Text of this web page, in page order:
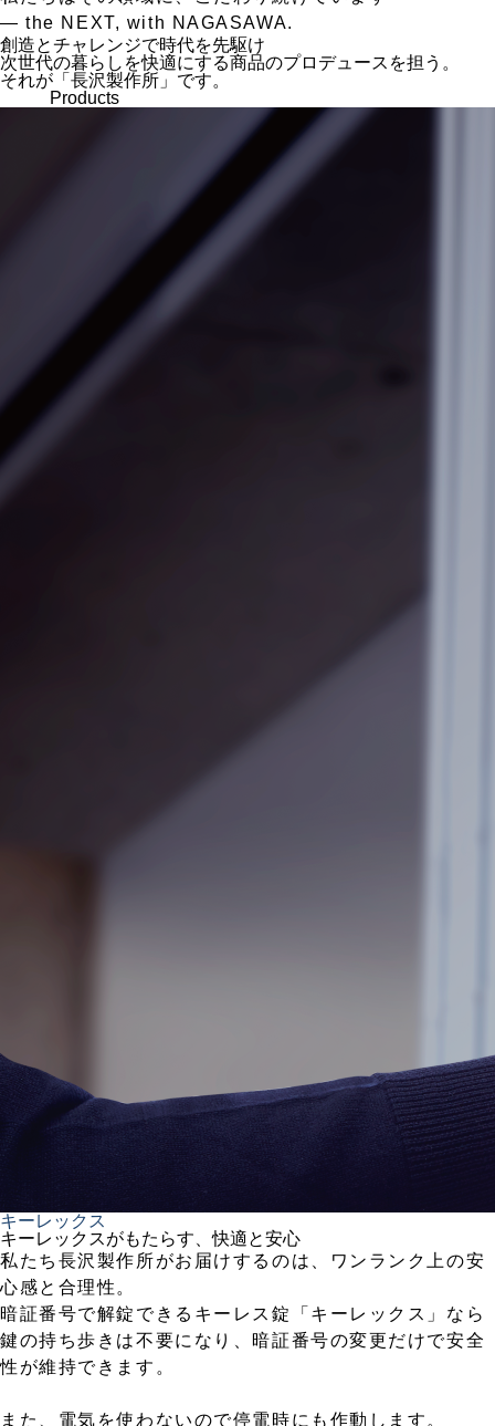
— the NEXT, with NAGASAWA.
創造とチャレンジで時代を先駆け
次世代の暮らしを快適にする商品のプロデュースを担う。
それが「長沢製作所」です。
Products
キーレックス
キーレックスがもたらす、快適と安心
私たち長沢製作所がお届けするのは、ワンランク上の安
心感と合理性。
暗証番号で解錠できるキーレス錠「キーレックス」なら
鍵の持ち歩きは不要になり、暗証番号の変更だけで安全
性が維持できます。
また、電気を使わないので停電時にも作動します。